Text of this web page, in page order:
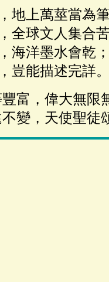
地上萬莖當為筆
全球文人集合苦
海洋墨水會乾；
豈能描述完詳。
富，偉大無限
，天使聖徒頌